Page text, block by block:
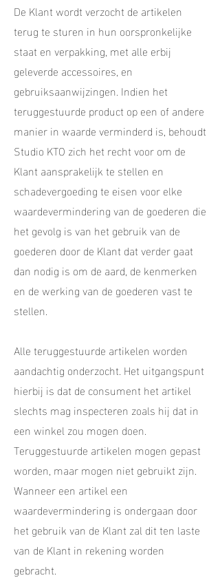
De Klant wordt verzocht de artikelen
terug te sturen in hun oorspronkelijke
staat en verpakking, met alle erbij
geleverde accessoires, en
gebruiksaanwijzingen. Indien het
teruggestuurde product op een of andere
manier in waarde verminderd is, behoudt
Studio KTO zich het recht voor om de
Klant aansprakelijk te stellen en
schadevergoeding te eisen voor elke
waardevermindering van de goederen die
het gevolg is van het gebruik van de
goederen door de Klant dat verder gaat
dan nodig is om de aard, de kenmerken
en de werking van de goederen vast te
stellen.
Alle teruggestuurde artikelen worden
aandachtig onderzocht. Het uitgangspunt
hierbij is dat de consument het artikel
slechts mag inspecteren zoals hij dat in
een winkel zou mogen doen.
Teruggestuurde artikelen mogen gepast
worden, maar mogen niet gebruikt zijn.
Wanneer een artikel een
waardevermindering is ondergaan door
het gebruik van de Klant zal dit ten laste
van de Klant in rekening worden
gebracht.